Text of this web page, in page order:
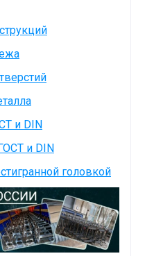
и DIN
и DIN
головкой